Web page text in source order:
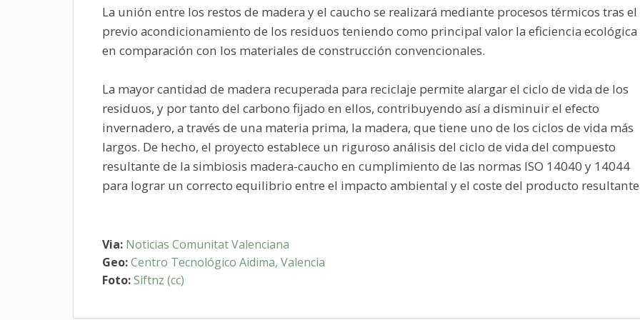
La unión entre los restos de madera y el caucho se realizará mediante procesos térmicos tras el
previo acondicionamiento de los residuos teniendo como principal valor la eficiencia ecológica
en comparación con los materiales de construcción convencionales.
La mayor cantidad de madera recuperada para reciclaje permite alargar el ciclo de vida de los
residuos, y por tanto del carbono fijado en ellos, contribuyendo así a disminuir el efecto
invernadero, a través de una materia prima, la madera, que tiene uno de los ciclos de vida más
largos. De hecho, el proyecto establece un riguroso análisis del ciclo de vida del compuesto
resultante de la simbiosis madera-caucho en cumplimiento de las normas ISO 14040 y 14044
para lograr un correcto equilibrio entre el impacto ambiental y el coste del producto
Via: Noticias Comunitat Valenciana
Geo:Centro Tecnológico Aidima, Valencia
Foto:Siftnz (cc)